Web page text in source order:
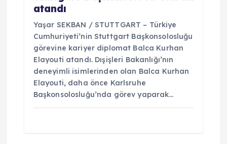
atandı
Yaşar SEKBAN / STUTTGART – Türkiye
Cumhuriyeti’nin Stuttgart Başkonsolosluğu
görevine kariyer diplomat Balca Kurhan
Elayouti atandı. Dışişleri Bakanlığı’nın
deneyimli isimlerinden olan Balca Kurhan
Elayouti, daha önce Karlsruhe
Başkonsolosluğu’nda görev yaparak…